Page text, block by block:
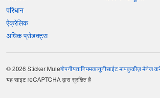
परिधान
ऐक्रेलिक
अधिक प्रोडक्ट्स
© 2026 Sticker Muleगोपनीयतानियमकानूनीसाईट मापकुकीज़ मैनेज
यह साइट reCAPTCHA द्वारा सुरक्षित है